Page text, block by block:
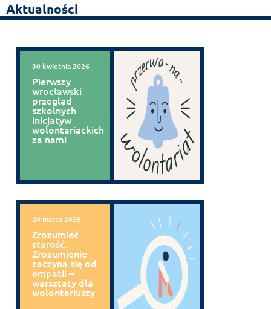
Aktualności
30 kwietnia 2026
Pierwszy
wrocławski
przegląd
szkolnych
inicjatyw
wolontariackich
za nami
20 marca 2026
Zrozumieć
starość.
Zrozumienie
zaczyna się od
empatii –
warsztaty dla
wolontariuszy